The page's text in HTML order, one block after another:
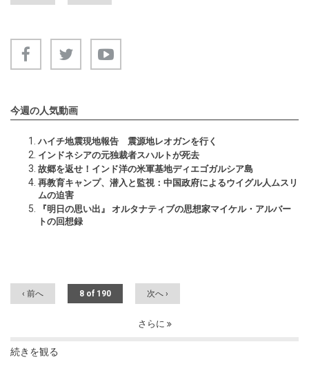
今週の人気動画
ハイチ地震現地報告 震源地レオガンを行く
インドネシアの元独裁者スハルトが死去
故郷を返せ！インド洋の米軍基地ディエゴガルシア島
再教育キャンプ、潜入と監視：中国政府によるウイグル人ムスリ
ムの迫害
『明日の思い出』 オルタナティブの思想家マイケル・アルバー
トの回想録
‹ 前へ 8 of 190 次へ ›
さらに
続きを観る